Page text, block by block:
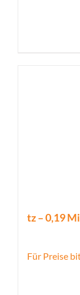
tz – 0,19
Für Preise